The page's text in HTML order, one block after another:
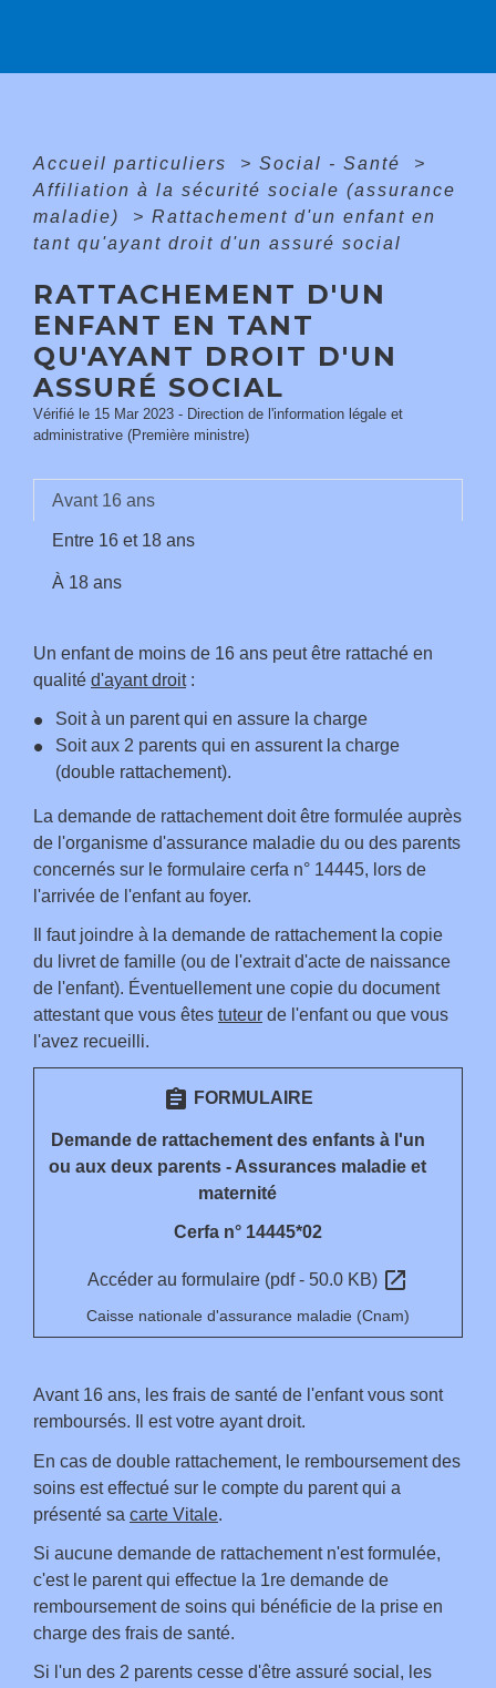
Accueil particuliers > Social - Santé
>
Affiliation à la sécurité sociale (assurance
maladie)
> Rattachement d'un enfant en
tant qu'ayant droit d'un assuré social
RATTACHEMENT D'UN
ENFANT EN TANT
QU'AYANT DROIT D'UN
ASSURÉ SOCIAL
Vérifié le 15 Mar 2023 - Direction de l'information légale et
administrative (Première ministre)
Avant 16 ans
Entre 16 et 18 ans
À 18 ans
Un enfant de moins de 16 ans peut être rattaché en
qualité d'ayant droit:
Soit à un parent qui en assure la charge
Soit aux 2 parents qui en assurent la charge
(double rattachement).
La demande de rattachement doit être formulée auprès
de l'organisme d'assurance maladie du ou des parents
concernés sur le formulaire cerfa n° 14445, lors de
l'arrivée de l'enfant au foyer.
Il faut joindre à la demande de rattachement la copie
du livret de famille (ou de l'extrait d'acte de naissance
de l'enfant). Éventuellement une copie du document
attestant que vous êtes tuteur de l'enfant ou que vous
l'avez recueilli.
assignment FORMULAIRE
Demande de rattachement des enfants à l'un
ou aux deux parents - Assurances maladie et
maternité
Cerfa n° 14445*02
Accéder au formulaire (pdf - 50.0 KB) open_in_new
Caisse nationale d'assurance maladie (Cnam)
Avant 16 ans, les frais de santé de l'enfant vous sont
remboursés. Il est votre ayant droit.
En cas de double rattachement, le remboursement des
soins est effectué sur le compte du parent qui a
présenté sa carte Vitale.
Si aucune demande de rattachement n'est formulée,
c'est le parent qui effectue la 1re demande de
remboursement de soins qui bénéficie de la prise en
charge des frais de santé.
Si l'un des 2 parents cesse d'être assuré social, les